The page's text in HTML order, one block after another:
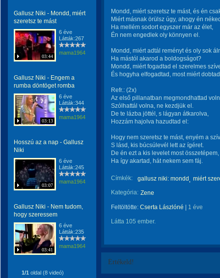
Gallusz Niki - Mondd, miért
szeretsz te mást
03:44
6 éve
Látták:267
mama1964
Gallusz Niki - Engem a
rumba döntöget romba
03:13
6 éve
Látták:344
mama1964
Hosszú az a nap - Gallusz
Niki
03:07
6 éve
Látták:245
mama1964
Gallusz Niki - Nem tudom,
hogy szeressem
03:41
6 éve
Látták:235
mama1964
1/1 oldal (8 videó)
Mondd, miért szeretsz te mást, és én
Miért másnak örülsz úgy, ahogy én
Ha mellém sodort egyszer már az élet,
Én nem engedlek oly könnyen el.
Mondd, miért adtál reményt és oly sok
Ha mástól akarod a boldogságot?
Mondd, miért fogadtad el szerelmes
És hogyha elfogadtad, most miért
Refr.: (2x)
Az első pillanatban megmondhattad
Szólhattál volna, ne kezdjük el.
De te lázba jöttél, s lágyan átkarolva,
Hozzám hajolva hazudtad el:
Hogy nem szeretsz te mást, enyém a
S lásd, kis búcsúlevél lett az ígéret.
De én ezt a kis levelet most összetépem,
Ha így akartad, hát nekem sem fáj.
Címkék: gallusz niki: mondd
miért
Kategória: Zene
Feltöltötte: Cserta Lászlóné 1 éve
Látta 105 ember.
Értékeld!